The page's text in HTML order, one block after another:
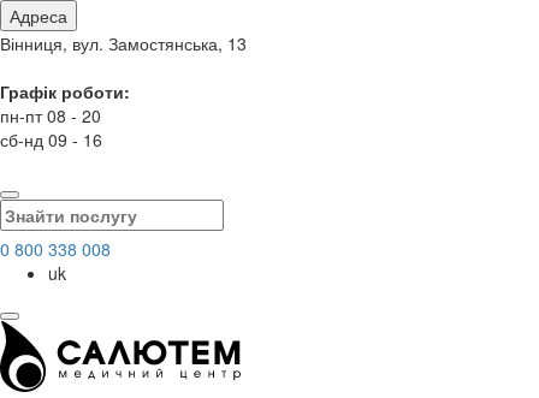
Адреса
Вінниця, вул. Замостянська, 13
Графік роботи:
пн-пт 08 - 20
сб-нд 09 - 16
0 800 338 008
uk